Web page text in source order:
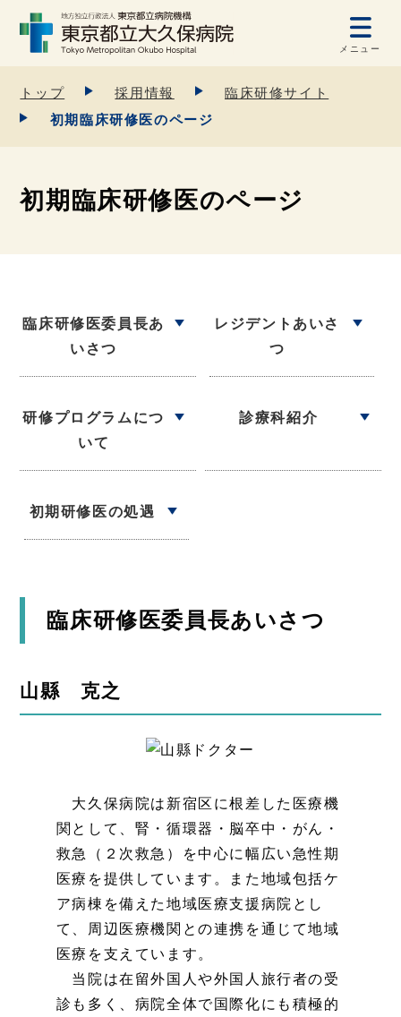
メニュー
トップ 採用情報
臨床研修サイト
初期臨床研修医のページ
初期臨床研修医のページ
臨床研修医委員長あ
いさつ
レジデントあいさ
つ
研修プログラムにつ
いて
診療科紹介
初期研修医の処遇
臨床研修医委員長あいさつ
山縣 克之
大久保病院は新宿区に根差した医療機
関として、腎・循環器・脳卒中・がん・
救急（２次救急）を中心に幅広い急性期
医療を提供しています。また地域包括ケ
ア病棟を備えた地域医療支援病院とし
て、周辺医療機関との連携を通じて地域
医療を支えています。
当院は在留外国人や外国人旅行者の受
診も多く、病院全体で国際化にも積極的